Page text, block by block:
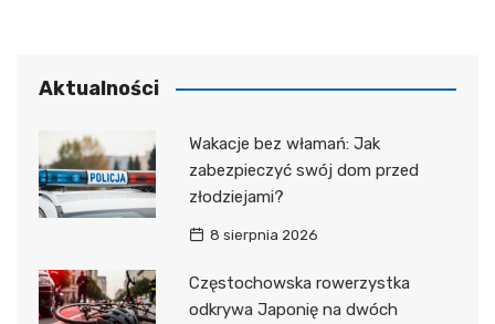
Aktualności
Wakacje bez włamań: Jak
zabezpieczyć swój dom przed
złodziejami?
8 sierpnia 2026
Częstochowska rowerzystka
odkrywa Japonię na dwóch